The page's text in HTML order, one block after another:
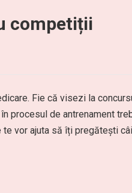
competiții
Fie că visezi la
procesul de antrenament
vor ajuta să îți pregătești